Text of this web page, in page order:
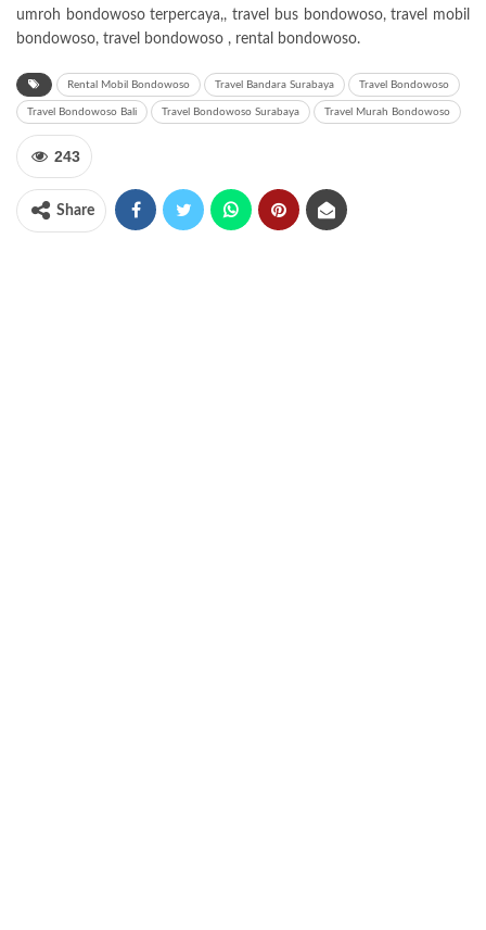
umroh bondowoso terpercaya,, travel bus bondowoso, travel mobil
bondowoso, travel bondowoso , rental bondowoso.
Rental Mobil Bondowoso Travel Bandara Surabaya Travel Bondowoso
Travel Bondowoso Bali Travel Bondowoso Surabaya Travel Murah Bondowoso
243
Share